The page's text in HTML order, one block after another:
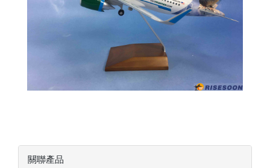
關聯產品